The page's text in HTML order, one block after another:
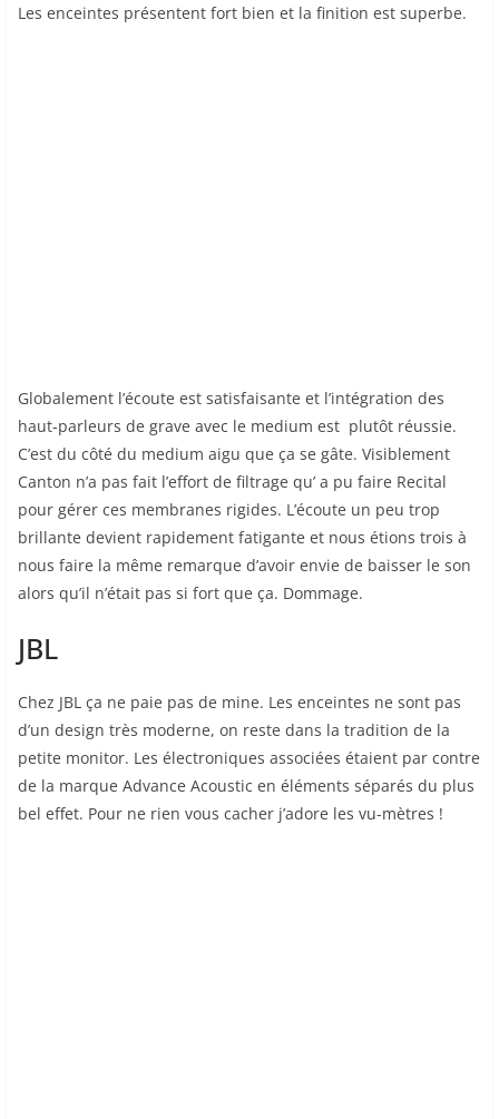
Les enceintes présentent fort bien et la finition est superbe.
Globalement l’écoute est satisfaisante et l’intégration des
haut-parleurs de grave avec le medium est plutôt réussie.
C’est du côté du medium aigu que ça se gâte. Visiblement
Canton n’a pas fait l’effort de filtrage qu’ a pu faire Recital
pour gérer ces membranes rigides. L’écoute un peu trop
brillante devient rapidement fatigante et nous étions trois à
nous faire la même remarque d’avoir envie de baisser le son
alors qu’il n’était pas si fort que ça. Dommage.
JBL
Chez JBL ça ne paie pas de mine. Les enceintes ne sont pas
d’un design très moderne, on reste dans la tradition de la
petite monitor. Les électroniques associées étaient par contre
de la marque Advance Acoustic en éléments séparés du plus
bel effet. Pour ne rien vous cacher j’adore les vu-mètres !